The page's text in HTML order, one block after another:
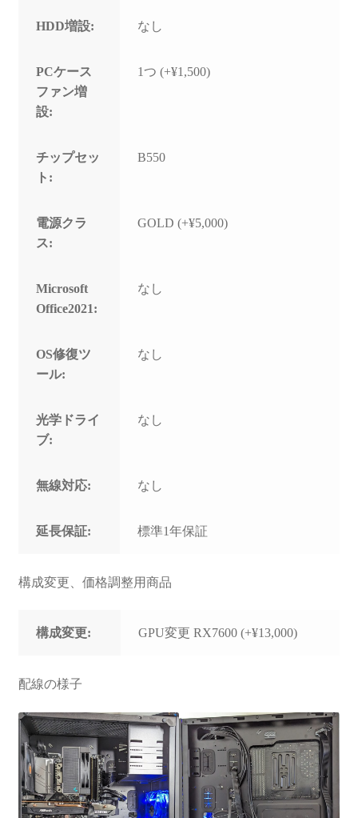
HDD増設: なし
PCケース
ファン増
設:
1つ (+¥1,500)
チップセッ
ト:
B550
電源クラ
ス:
GOLD (+¥5,000)
Microsoft
Office2021:
なし
OS修復ツ
ール:
なし
光学ドライ
ブ:
なし
無線対応: なし
延長保証: 標準1年保証
構成変更、価格調整用商品
構成変更: GPU変更 RX7600 (+¥13,000)
配線の様子